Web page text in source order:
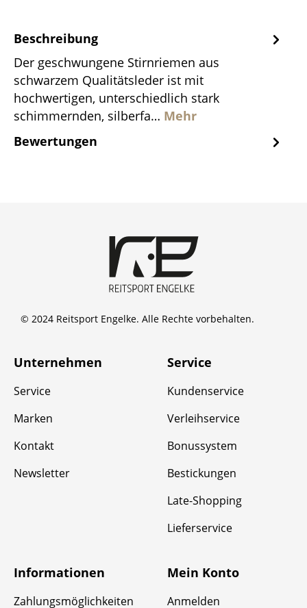
Beschreibung
Der geschwungene Stirnriemen aus
schwarzem Qualitätsleder ist mit
hochwertigen, unterschiedlich stark
schimmernden, silberfa… Mehr
Bewertungen
© 2024 Reitsport Engelke. Alle Rechte vorbehalten.
Unternehmen
Service
Marken
Kontakt
Newsletter
Service
Kundenservice
Verleihservice
Bonussystem
Bestickungen
Late-Shopping
Lieferservice
Informationen
Zahlungsmöglichkeiten
Mein Konto
Anmelden